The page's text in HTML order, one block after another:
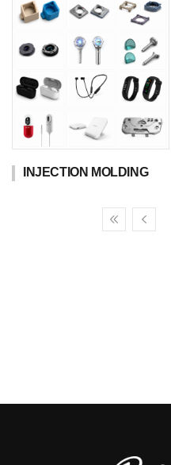
INJECTION MOLDING